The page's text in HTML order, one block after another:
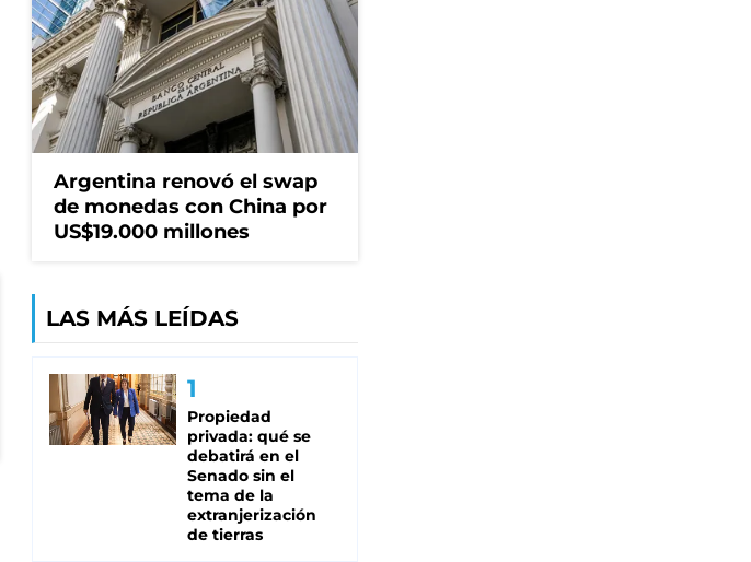
Argentina renovó el swap
de monedas con China por
US$19.000 millones
LAS MÁS LEÍDAS
Propiedad
privada: qué se
debatirá en el
Senado sin el
tema de la
extranjerización
de tierras